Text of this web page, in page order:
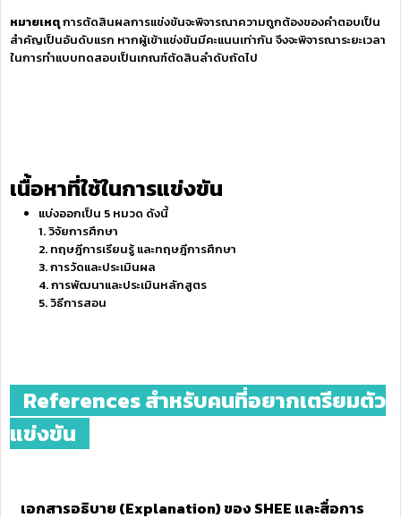
หมายเหตุการตัดสินผลการแข่งขันจะพิจารณาความถูกต้องของคำตอบเป็น
สำคัญเป็นอันดับแรก หากผู้เข้าแข่งขันมีคะแนนเท่ากัน จึงจะพิจารณาระยะเวลา
ในการทำแบบทดสอบเป็นเกณฑ์ตัดสินลำดับถัดไป
เนื้อหาที่ใช้ในการแข่งขัน
แบ่งออกเป็น 5 หมวด ดังนี้
1. วิจัยการศึกษา
2. ทฤษฎีการเรียนรู้ และทฤษฎีการศึกษา
3. การวัดและประเมินผล
4. การพัฒนาและประเมินหลักสูตร
5. วิธีการสอน
References สำหรับคนที่อยากเตรียมตัว
แข่งขัน
เอกสารอธิบาย (Explanation) ของ SHEE และสื่อการ